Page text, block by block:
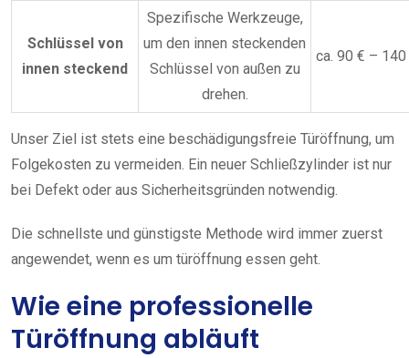
Schlüssel von
innen steckend
Spezifische Werkzeuge,
um den innen steckenden
Schlüssel von außen zu
drehen.
ca. 90 € –
Unser Ziel ist stets eine beschädigungsfreie Türöffnung, um
Folgekosten zu vermeiden. Ein neuer Schließzylinder ist nur
bei Defekt oder aus Sicherheitsgründen notwendig.
Die schnellste und günstigste Methode wird immer zuerst
angewendet, wenn es um türöffnung essen geht.
Wie eine professionelle
Türöffnung abläuft